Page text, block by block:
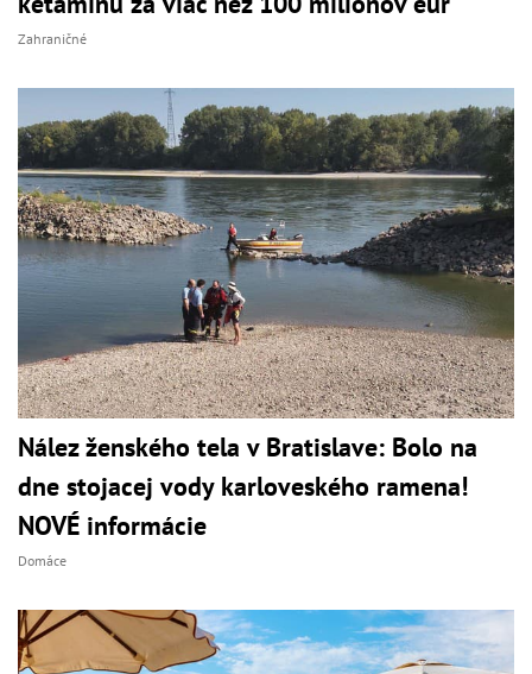
Zahraničné
Nález ženského tela v Bratislave: Bolo na
dne stojacej vody karloveského ramena!
NOVÉ informácie
Domáce